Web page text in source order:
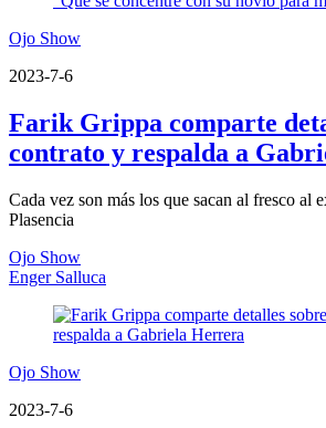
Ojo Show
2023-7-6
Farik Grippa comparte
contrato y respalda a
Cada vez son más los que sacan al fresco al
Plasencia
Ojo Show
Enger Salluca
Ojo Show
2023-7-6